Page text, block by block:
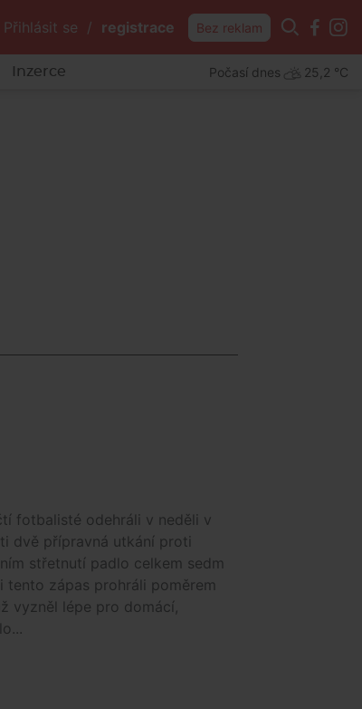
Přihlásit se / registrace Bez reklam
Inzerce Počasí dnes 25,2 °C
fotbalisté odehráli v neděli v
dvě přípravná utkání proti
střetnutí padlo celkem sedm
tento zápas prohráli poměrem
vyzněl lépe pro domácí,